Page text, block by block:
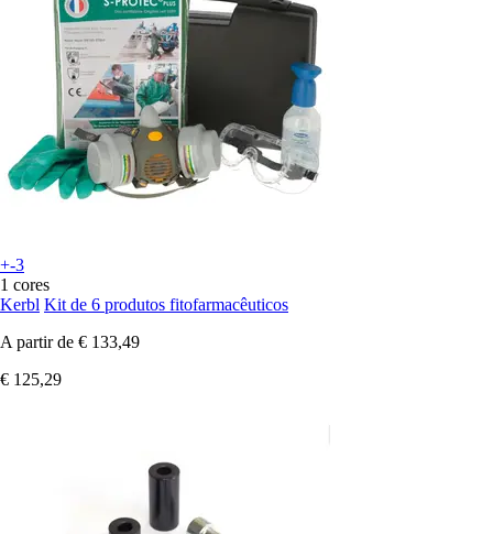
+-3
1 cores
Kerbl Kit de 6 produtos fitofarmacêuticos
A partir de € 133,49
€ 125,29